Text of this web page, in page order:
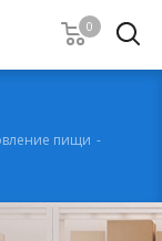
0
пищи -